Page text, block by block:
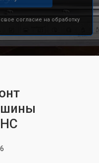
согласие на обработку